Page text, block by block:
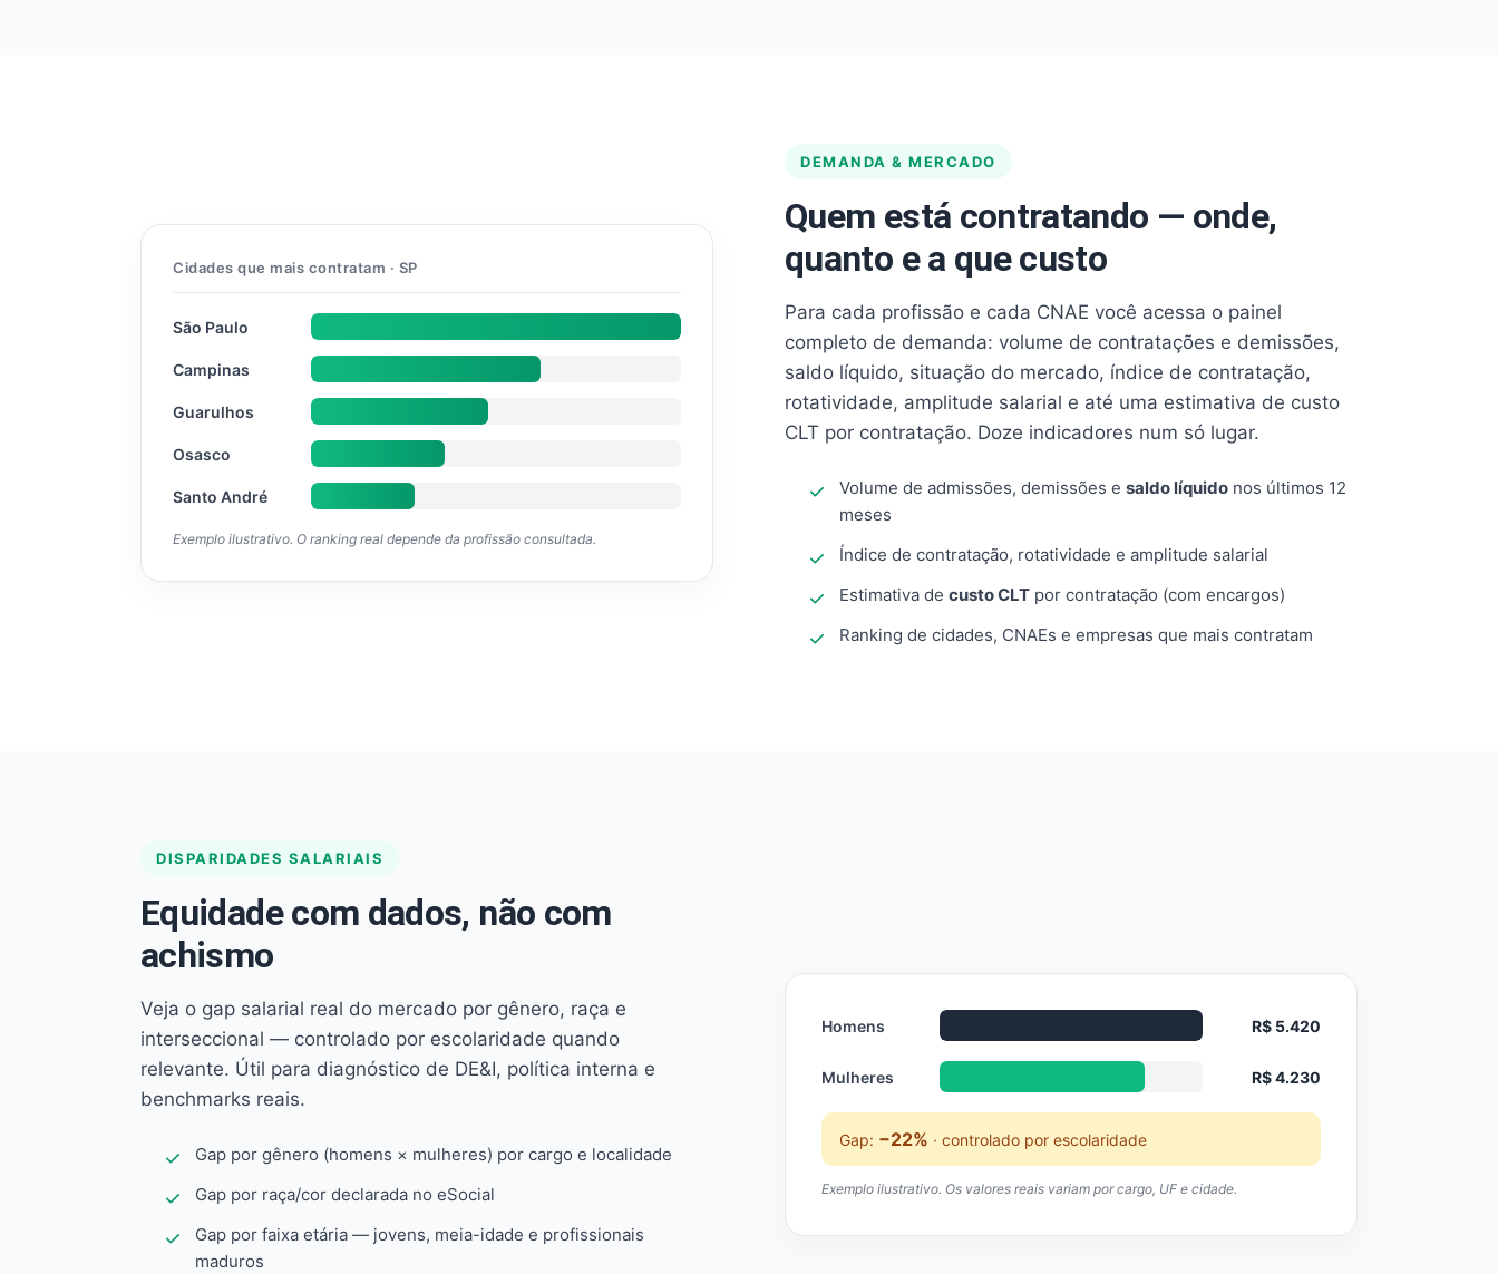
DEMANDA & MERCADO
Quem está contratando — onde,
quanto e a que custo
Para cada profissão e cada CNAE você acessa o painel
completo de demanda: volume de contratações e demissões,
saldo líquido, situação do mercado, índice de contratação,
rotatividade, amplitude salarial e até uma estimativa de custo
CLT por contratação. Doze indicadores num só lugar.
Volume de admissões, demissões e saldo líquido nos últimos 12
meses
Índice de contratação, rotatividade e amplitude salarial
Estimativa de custo CLT por contratação (com encargos)
Ranking de cidades, CNAEs e empresas que mais contratam
Cidades que mais contratam · SP
São Paulo
Campinas
Guarulhos
Osasco
Santo André
Exemplo ilustrativo. O ranking real depende da profissão consultada.
DISPARIDADES SALARIAIS
Equidade com dados, não com
achismo
Veja o gap salarial real do mercado por gênero, raça e
interseccional — controlado por escolaridade quando
relevante. Útil para diagnóstico de DE&I, política interna e
benchmarks reais.
Gap por gênero (homens × mulheres) por cargo e localidade
Gap por raça/cor declarada no eSocial
Gap por faixa etária — jovens, meia-idade e profissionais
maduros
Homens R$ 5.420
Mulheres R$ 4.230
Gap: −22% · controlado por escolaridade
Exemplo ilustrativo. Os valores reais variam por cargo, UF e cidade.